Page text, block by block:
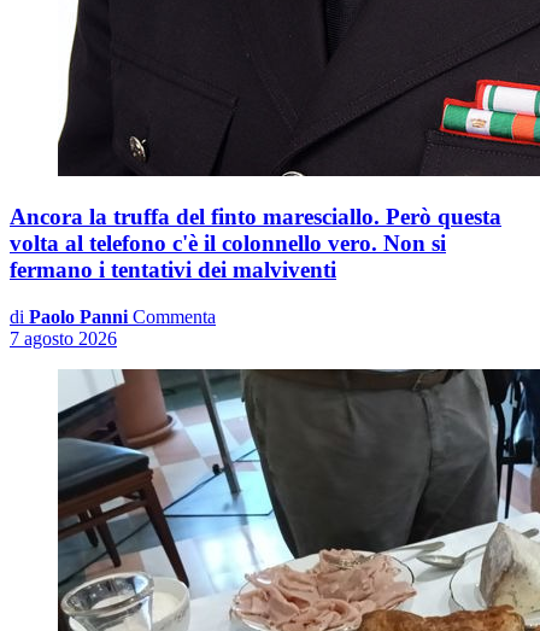
Ancora la truffa del finto maresciallo. Però questa
volta al telefono c'è il colonnello vero. Non si
fermano i tentativi dei malviventi
di Paolo Panni Commenta
7 agosto 2026